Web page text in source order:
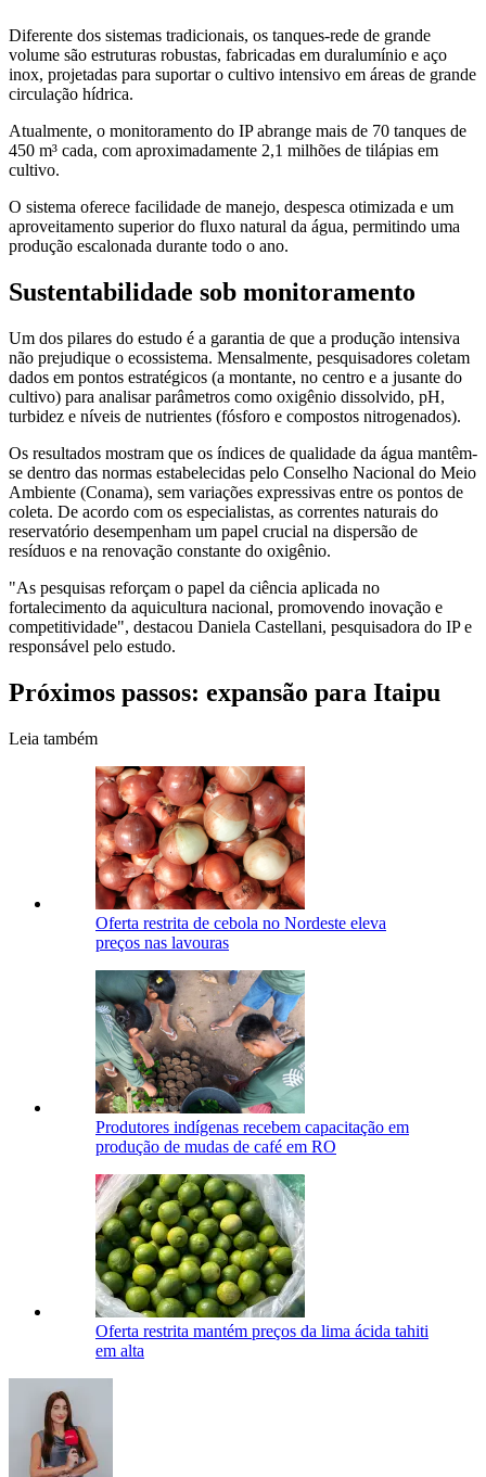
Diferente dos sistemas tradicionais, os tanques-rede de grande
volume são estruturas robustas, fabricadas em duralumínio e aço
inox, projetadas para suportar o cultivo intensivo em áreas de grande
circulação hídrica.
Atualmente, o monitoramento do IP abrange mais de 70 tanques de
450 m³ cada, com aproximadamente 2,1 milhões de tilápias em
cultivo.
O sistema oferece facilidade de manejo, despesca otimizada e um
aproveitamento superior do fluxo natural da água, permitindo uma
produção escalonada durante todo o ano.
Sustentabilidade sob monitoramento
Um dos pilares do estudo é a garantia de que a produção intensiva
não prejudique o ecossistema. Mensalmente, pesquisadores coletam
dados em pontos estratégicos (a montante, no centro e a jusante do
cultivo) para analisar parâmetros como oxigênio dissolvido, pH,
turbidez e níveis de nutrientes (fósforo e compostos nitrogenados).
Os resultados mostram que os índices de qualidade da água mantêm-
se dentro das normas estabelecidas pelo Conselho Nacional do Meio
Ambiente (Conama), sem variações expressivas entre os pontos de
coleta. De acordo com os especialistas, as correntes naturais do
reservatório desempenham um papel crucial na dispersão de
resíduos e na renovação constante do oxigênio.
"As pesquisas reforçam o papel da ciência aplicada no
fortalecimento da aquicultura nacional, promovendo inovação e
competitividade", destacou Daniela Castellani, pesquisadora do IP e
responsável pelo estudo.
Próximos passos: expansão para Itaipu
Leia também
Oferta restrita de cebola no Nordeste eleva
preços nas lavouras
Produtores indígenas recebem capacitação em
produção de mudas de café em RO
Oferta restrita mantém preços da lima ácida tahiti
em alta